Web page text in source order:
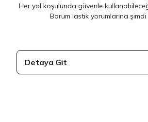
Her yol koşulunda güvenle
Barum lastik yorumlarına şimdi
Detaya Git